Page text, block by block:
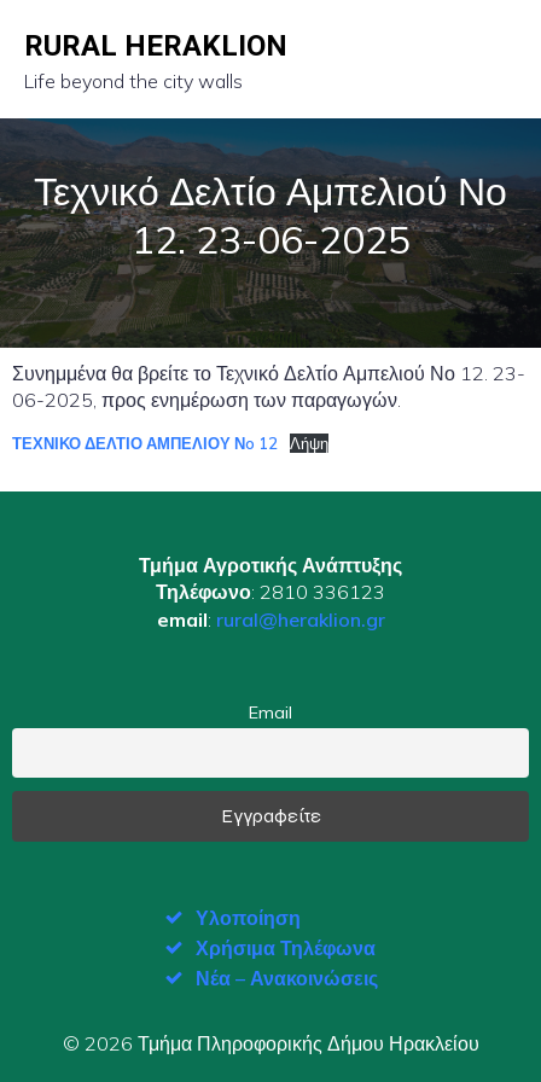
RURAL HERAKLION
Life beyond the city walls
Τεχνικό Δελτίο Αμπελιού Νο
12. 23-06-2025
Συνημμένα θα βρείτε το Τεχνικό Δελτίο Αμπελιού Νο 12. 23-
06-2025, προς ενημέρωση των παραγωγών.
ΤΕΧΝΙΚΟ ΔΕΛΤΙΟ ΑΜΠΕΛΙΟΥ Νo 12 Λήψη
Τμήμα Αγροτικής Ανάπτυξης
Τηλέφωνο: 2810 336123
email: rural@heraklion.gr
Email
Υλοποίηση
Χρήσιμα Τηλέφωνα
Νέα – Ανακοινώσεις
© 2026 Τμήμα Πληροφορικής Δήμου Ηρακλείου